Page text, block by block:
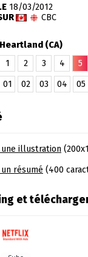
18/03/2012
CBC
Heartland (CA)
1 2 3 4 5
01 02 03 04 05
illustration
résumé (400
et